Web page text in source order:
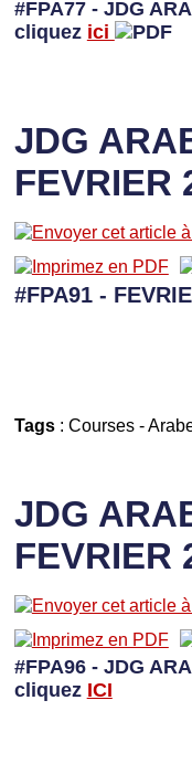
#FPA77 - JDG
cliquez ici
JDG
FEVRIER
#FPA91 -
Tags: Courses-
JDG
FEVRIER
#FPA96 - JDG
cliquez ICI